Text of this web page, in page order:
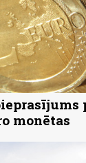
monētas